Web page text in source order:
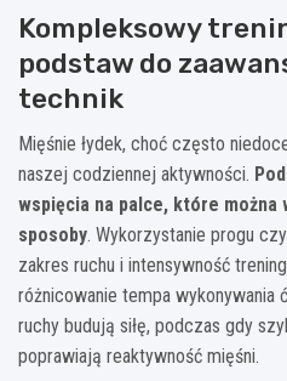
Kompleksowy
podstaw do
technik
Mięśnie łydek, choć często
naszej codziennej aktywności.
wspięcia na palce, które można
sposoby. Wykorzystanie progu
zakres ruchu i intensywność
różnicowanie tempa wykonywania
ruchy budują siłę, podczas gdy
poprawiają reaktywność mięśni.